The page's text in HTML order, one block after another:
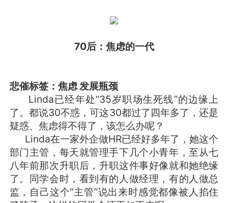
70后：焦虑的一代
悲催标签：焦虑 发展瓶颈
Linda已经年处“35岁职场生死线”的边缘上
了。都说30不惑，可这30都过了四年多了，还是
疑惑、焦虑得不得了，该怎么办呢？
Linda在一家外企做HR已经好多年了，她这个
部门主管，每天就管理手下几个小青年，至从七
八年前那次升职后，升职这件事好像就和她绝缘
了。同学会时，看到有的人做经理，有的人做总
监，自己这个“主管”说出来时感觉都像被人掐住